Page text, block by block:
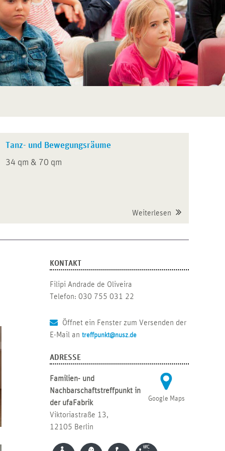
Tanz- und Bewegungsräume
34 qm & 70 qm
Weiterlesen
KONTAKT
Filipi Andrade de Oliveira
Telefon: 030 755 031 22
Öffnet ein Fenster zum Versenden der
E-Mail an treffpunkt@nusz.de
ADRESSE
Google Maps
Familien- und
Nachbarschaftstreffpunkt in
der ufaFabrik
Viktoriastraße 13,
12105 Berlin